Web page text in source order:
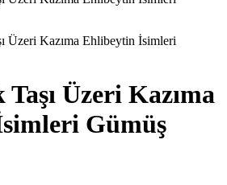
Üzeri Kazıma
Gümüş